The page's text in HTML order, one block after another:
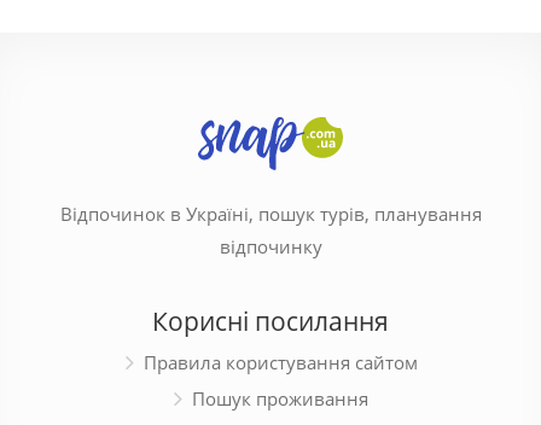
Відпочинок в Україні, пошук турів, планування
відпочинку
Корисні посилання
Правила користування сайтом
Пошук проживання